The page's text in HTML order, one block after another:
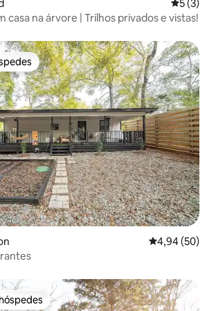
5 (3)
casa na árvore | Trilhos privados e vistas!
Classificação
4,94 (50)
mais apreciados